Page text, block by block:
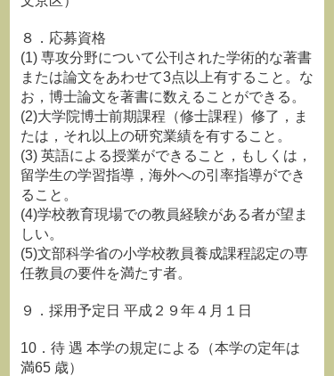
８．応募資格
(1) 専攻分野について公刊された学術的な著書
または論文をあわせて3点以上有すること。な
お，博士論文を著書に数えることができる。
(2)大学院博士前期課程（修士課程）修了，ま
たは，それ以上の研究業績を有すること。
(3) 英語による授業ができること，もしくは，
留学生の学習指導，海外への引率指導ができ
ること。
(4)学校教育現場での教員経験がある者が望ま
しい。
(5)文部科学省の小学校教員養成課程認定の専
任教員の要件を満たす者。
９．採用予定日 平成２９年４月１日
10．待 遇 本学の規定による（本学の定年は
満65 歳）